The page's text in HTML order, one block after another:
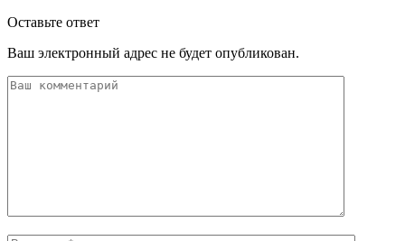
Оставьте ответ
Ваш электронный адрес не будет опубликован.